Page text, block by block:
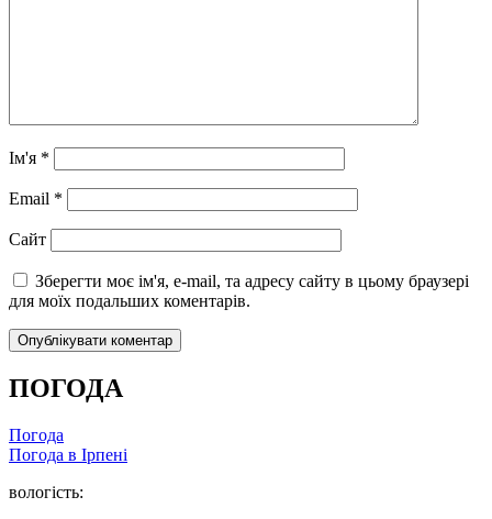
Ім'я *
Email *
Сайт
Зберегти моє ім'я, e-mail, та адресу сайту в цьому браузері
для моїх подальших коментарів.
ПОГОДА
Погода
Погода в Ірпені
вологість: